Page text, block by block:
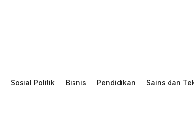
Sosial Politik Bisnis Pendidikan Sains dan